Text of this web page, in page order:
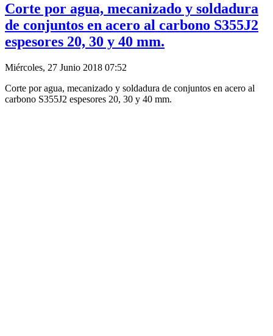
Corte por agua, mecanizado y soldadura
de conjuntos en acero al carbono S355J2
espesores 20, 30 y 40 mm.
Miércoles, 27 Junio 2018 07:52
Corte por agua, mecanizado y soldadura de conjuntos en acero al
carbono S355J2 espesores 20, 30 y 40 mm.